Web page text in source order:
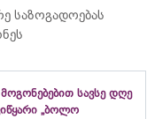
საზოგადოებას
სავსე დღე
„ბოლო